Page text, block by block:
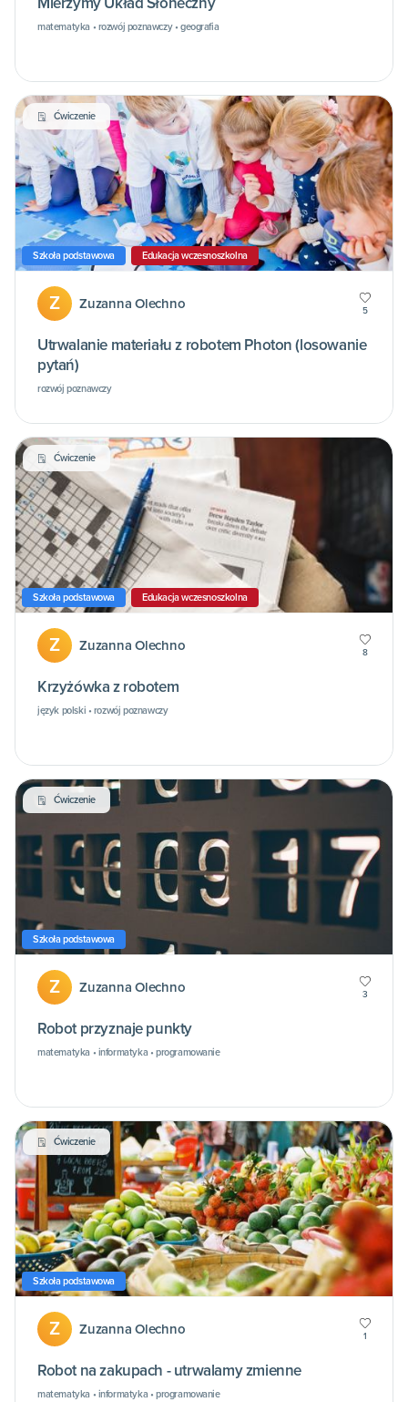
matematyka • rozwój poznawczy • geografia
Ćwiczenie
Szkoła podstawowa Edukacja wczesnoszkolna
Z Zuzanna Olechno 5
Utrwalanie materiału z robotem Photon (losowanie
pytań)
rozwój poznawczy
Ćwiczenie
Szkoła podstawowa Edukacja wczesnoszkolna
Z Zuzanna Olechno 8
Krzyżówka z robotem
język polski • rozwój poznawczy
Ćwiczenie
Szkoła podstawowa
Z Zuzanna Olechno 3
Robot przyznaje punkty
matematyka • informatyka • programowanie
Ćwiczenie
Szkoła podstawowa
Z Zuzanna Olechno 1
Robot na zakupach - utrwalamy zmienne
matematyka • informatyka • programowanie